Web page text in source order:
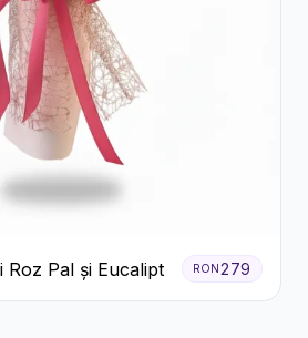
Pal și Eucalipt RON279